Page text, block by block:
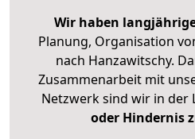
Wir haben
Planung, Organisation
nach Hanzawitschy.
Zusammenarbeit mit
Netzwerk sind wir in der
oder Hindernis